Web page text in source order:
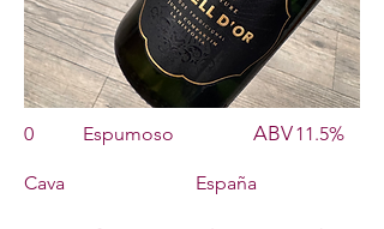
0 Espumoso 11.5%
ABV
Cava España